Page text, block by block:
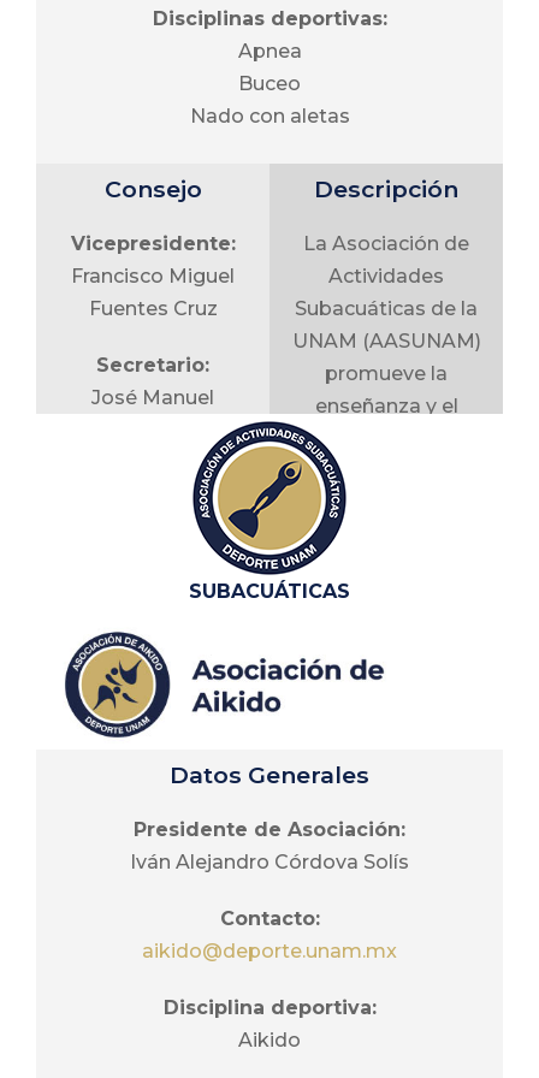
Ortega Ávila
alumnos:
Shaid Kaleb
Avendaño
Espinoza
Objetivo General
Físico en la UNAM a
través de un modelo
unificado, accesible a
toda la comunidad
universitaria, a fin de
brindar salud y
bienestar a los
universitarios.
Objetivos
Específicos
Continuar con los
programas
(Acondicionamiento
Físico Acuático y
Impulsar el
integración con
Disciplinas deportivas:
Apnea
Buceo
Nado con aletas
Consejo
Vicepresidente:
Francisco Miguel
Fuentes Cruz
Secretario:
José Manuel
González Ramírez
Tesorera:
Elizabeth García
superior:
Luisa Danaiela
Fortuna Camacho
Renata Valeria
Fortuna Camacho
Vocal de alumnos:
Diego Israel Sánchez
Descripción
La Asociación de
Actividades
Subacuáticas de la
UNAM (AASUNAM)
promueve la
enseñanza y el
entrenamiento
específico de apnea,
buceo y nado con
aletas para la
universitaria y
SUBACUÁTICAS
Datos Generales
Presidente de Asociación:
Iván Alejandro Córdova Solís
Contacto:
aikido@deporte.unam.mx
Disciplina deportiva:
Aikido